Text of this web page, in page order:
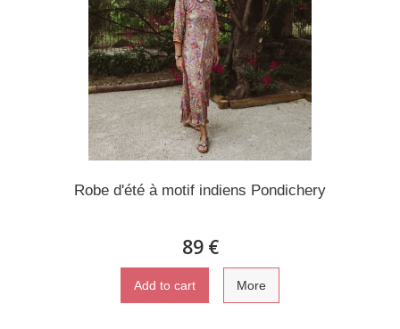
Robe d'été à motif indiens Pondichery
89 €
Add to cart More